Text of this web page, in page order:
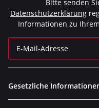
Bitte senden
Datenschutzerklärung
Informationen zu
Gesetzliche